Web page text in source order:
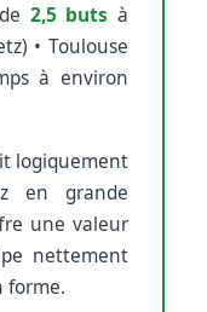
2,5 buts à
• Toulouse
à environ
logiquement
en grande
une valeur
nettement
forme.